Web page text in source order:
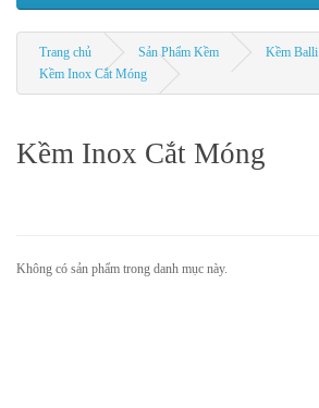
Trang chủ Sản Phẩm Kềm
Kềm Balli
Kềm Inox Cắt Móng
Kềm Inox Cắt Móng
Không có sản phẩm trong danh mục này.